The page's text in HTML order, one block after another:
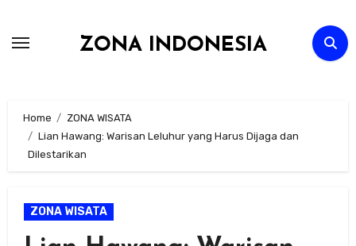
ZONA INDONESIA
Home
ZONA WISATA
Lian Hawang: Warisan Leluhur yang Harus Dijaga dan
Dilestarikan
ZONA WISATA